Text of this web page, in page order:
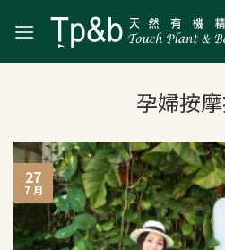
27
7 月